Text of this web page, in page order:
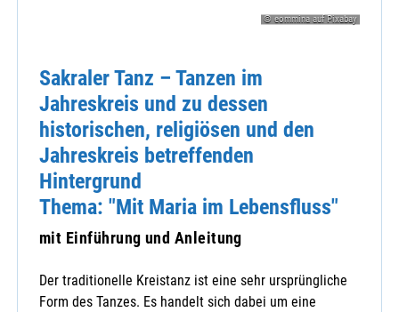
© eommina auf Pixabay
Sakraler Tanz – Tanzen im
Jahreskreis und zu dessen
historischen, religiösen und den
Jahreskreis betreffenden
Hintergrund
Thema: "Mit Maria im Lebensfluss"
mit Einführung und Anleitung
Der traditionelle Kreistanz ist eine sehr ursprüngliche
Form des Tanzes. Es handelt sich dabei um eine